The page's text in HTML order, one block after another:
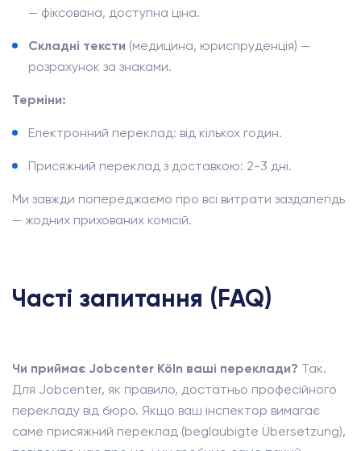
— фіксована, доступна ціна.
Складні тексти (медицина, юриспруденція) —
розрахунок за знаками.
Терміни:
Електронний переклад: від кількох годин.
Присяжний переклад з доставкою: 2-3 дні.
Ми завжди попереджаємо про всі витрати заздалегідь
— жодних прихованих комісій.
Часті запитання (FAQ)
Чи приймає Jobcenter Köln ваші переклади? Так.
Для Jobcenter, як правило, достатньо професійного
перекладу від бюро. Якщо ваш інспектор вимагає
саме присяжний переклад (beglaubigte Übersetzung),